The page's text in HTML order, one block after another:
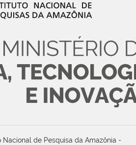
Nacional de Pesquisa da Amazônia -